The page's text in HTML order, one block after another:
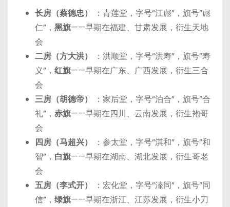
长房（蔡德忠）
：青莲堂，字号”江彪”，旗号”彪
仁”， 黑旗——早期在福建、甘肃发展，衍生天地
会
二房（方大洪）
：洪顺堂，字号”洪寿”，旗号”寿
义”， 红旗——早期在广东、广西发展，衍生三合
会
三房（胡德帝）
：家后堂，字号”泊合”，旗号”合
礼”， 赤旗——早期在四川、云南发展，衍生袍哥
会
四房（马超兴）
：参太堂，字号”淇和”，旗号”和
智”， 白旗——早期在湖南、湖北发展，衍生哥老
会
五房（李式开）
：宏化堂，字号”溙同”，旗号”同
信”， 绿旗——早期在浙江、江苏发展，衍生小刀